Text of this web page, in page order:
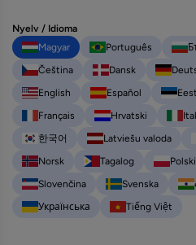
Nyelv / Idioma
Magyar
Português
Čeština
Dansk
English
Español
Français
Hrvatski
한국어
Latviešu valoda
Norsk
Tagalog Polski
Slovenčina
Svenska
Українська
Tiếng Việt